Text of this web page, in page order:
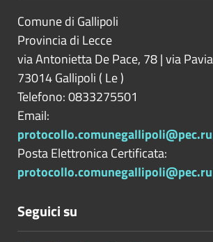
Comune di Gallipoli
Provincia di Lecce
via Antonietta De Pace, 78 | via
73014Gallipoli ( Le)
Telefono: 0833275501
Email:
Posta Elettronica Certificata:
Seguici su